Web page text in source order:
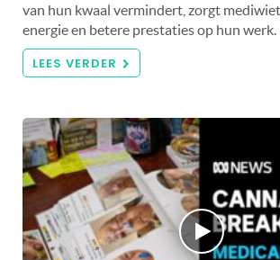
van hun kwaal vermindert, zorgt
energie en betere prestaties op hun werk.
LEES VERDER